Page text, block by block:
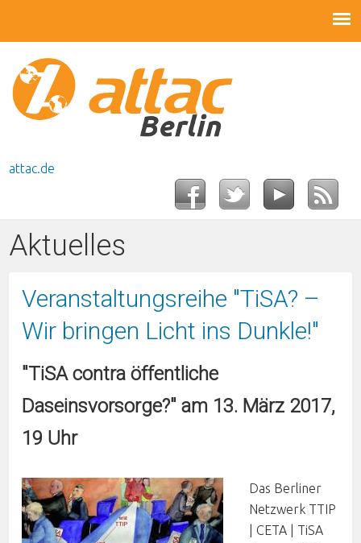
attac.de
Aktuelles
Veranstaltungsreihe "TiSA? –
Wir bringen Licht ins Dunkle!"
"TiSA contra öffentliche
Daseinsvorsorge?" am 13. März 2017,
19 Uhr
Das Berliner
Netzwerk TTIP
| CETA | TiSA